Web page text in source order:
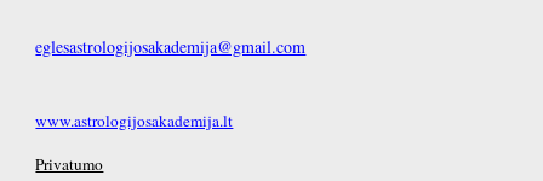
eglesastrologijosakademija@gmail.com
www.astrologijosakademija.lt
Privatumo